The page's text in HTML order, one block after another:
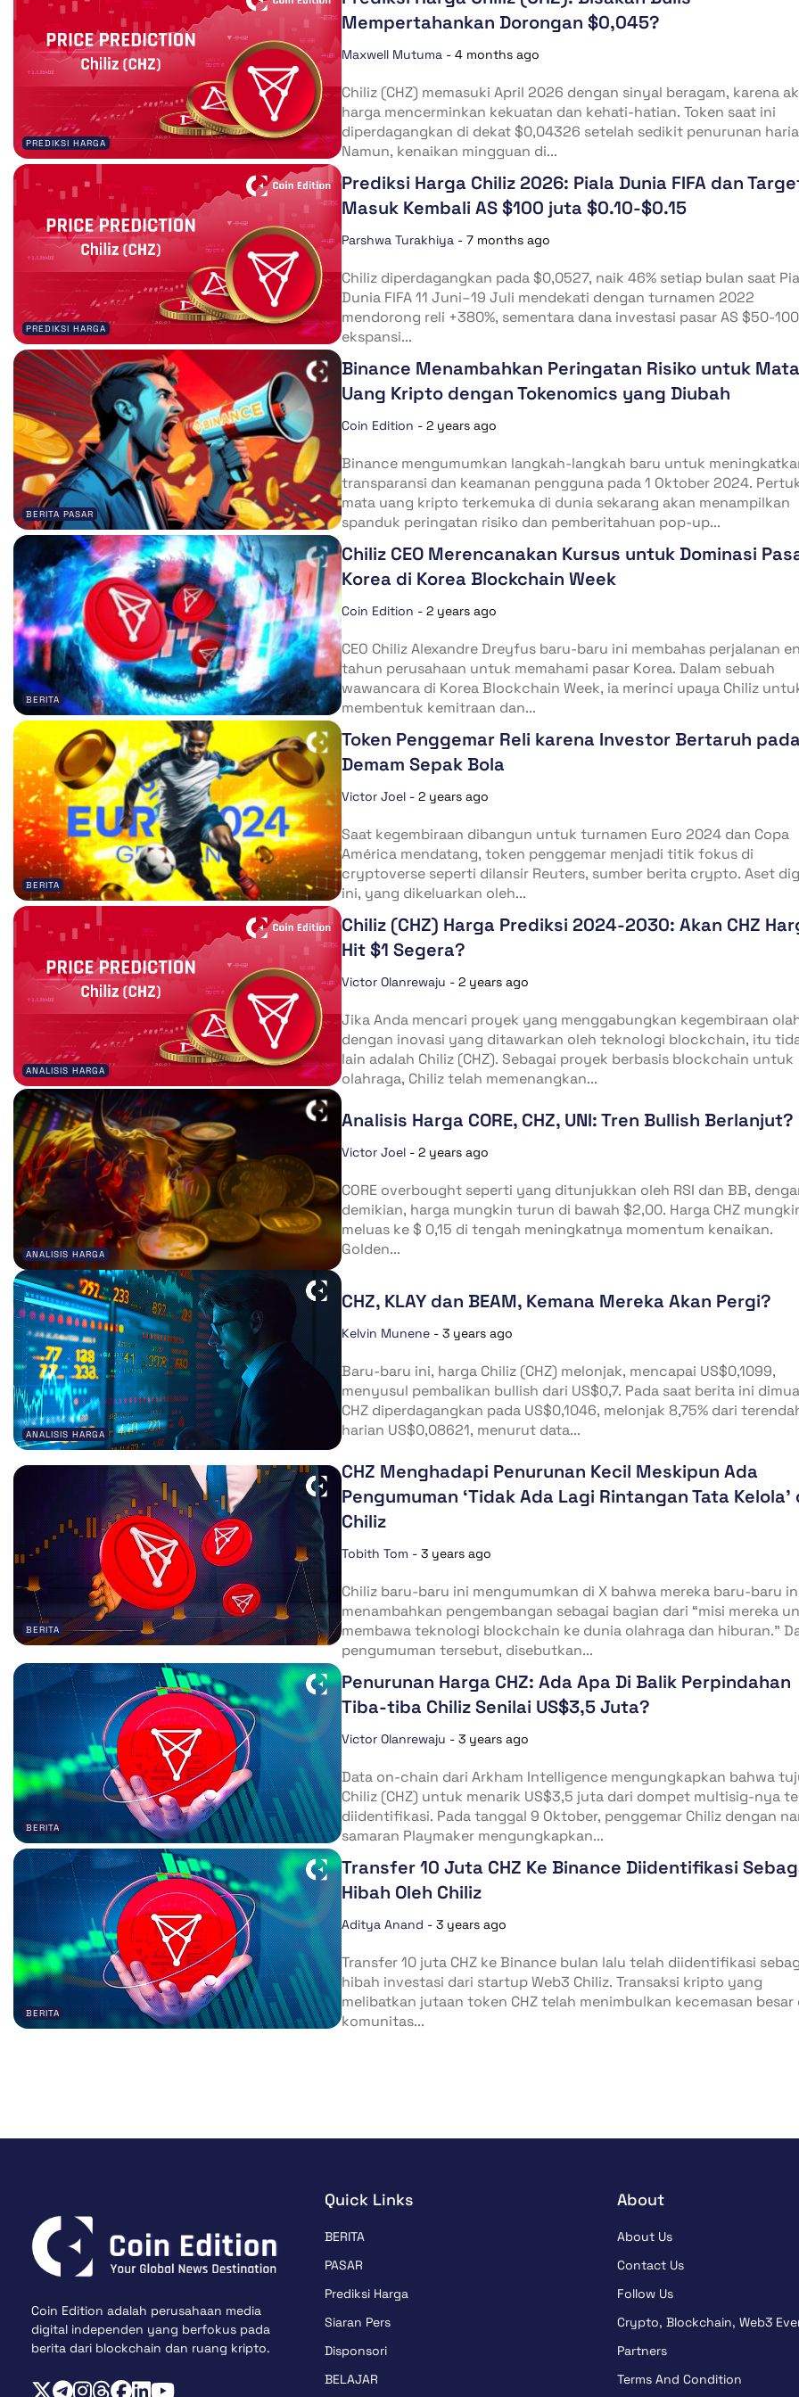
PREDIKSI HARGA
Mempertahankan Dorongan $0,045?
Maxwell Mutuma - 4 months ago
Chiliz (CHZ) memasuki April 2026 dengan sinyal beragam, karena
harga mencerminkan kekuatan dan kehati-hatian. Token saat ini
diperdagangkan di dekat $0,04326 setelah sedikit penurunan
Namun, kenaikan mingguan di...
PREDIKSI HARGA
Prediksi Harga Chiliz 2026: Piala Dunia FIFA dan
Masuk Kembali AS $100 juta $0.10-$0.15
Parshwa Turakhiya - 7 months ago
Chiliz diperdagangkan pada $0,0527, naik 46% setiap bulan saat
Dunia FIFA 11 Juni–19 Juli mendekati dengan turnamen 2022
mendorong reli +380%, sementara dana investasi pasar AS $50-
ekspansi...
BERITA PASAR
Binance Menambahkan Peringatan Risiko untuk Mata
Uang Kripto dengan Tokenomics yang Diubah
Coin Edition - 2 years ago
Binance mengumumkan langkah-langkah baru untuk
transparansi dan keamanan pengguna pada 1 Oktober 2024.
mata uang kripto terkemuka di dunia sekarang akan menampilkan
spanduk peringatan risiko dan pemberitahuan pop-up...
BERITA
Chiliz CEO Merencanakan Kursus untuk Dominasi
Korea di Korea Blockchain Week
Coin Edition - 2 years ago
CEO Chiliz Alexandre Dreyfus baru-baru ini membahas perjalanan
tahun perusahaan untuk memahami pasar Korea. Dalam sebuah
wawancara di Korea Blockchain Week, ia merinci upaya Chiliz
membentuk kemitraan dan...
BERITA
Token Penggemar Reli karena Investor Bertaruh pada
Demam Sepak Bola
Victor Joel - 2 years ago
Saat kegembiraan dibangun untuk turnamen Euro 2024 dan Copa
América mendatang, token penggemar menjadi titik fokus di
cryptoverse seperti dilansir Reuters, sumber berita crypto. Aset
ini, yang dikeluarkan oleh...
ANALISIS HARGA
Chiliz (CHZ) Harga Prediksi 2024-2030: Akan CHZ
Hit $1 Segera?
Victor Olanrewaju - 2 years ago
Jika Anda mencari proyek yang menggabungkan kegembiraan
dengan inovasi yang ditawarkan oleh teknologi blockchain, itu
lain adalah Chiliz (CHZ). Sebagai proyek berbasis blockchain untuk
olahraga, Chiliz telah memenangkan...
ANALISIS HARGA
Analisis Harga CORE, CHZ, UNI: Tren Bullish Berlanjut?
Victor Joel - 2 years ago
CORE overbought seperti yang ditunjukkan oleh RSI dan BB,
demikian, harga mungkin turun di bawah $2,00. Harga CHZ
meluas ke $ 0,15 di tengah meningkatnya momentum kenaikan.
Golden...
ANALISIS HARGA
CHZ, KLAY dan BEAM, Kemana Mereka Akan Pergi?
Kelvin Munene - 3 years ago
Baru-baru ini, harga Chiliz (CHZ) melonjak, mencapai US$0,1099,
menyusul pembalikan bullish dari US$0,7. Pada saat berita ini
CHZ diperdagangkan pada US$0,1046, melonjak 8,75% dari
harian US$0,08621, menurut data...
BERITA
CHZ Menghadapi Penurunan Kecil Meskipun Ada
Pengumuman ‘Tidak Ada Lagi Rintangan Tata Kelola’
Chiliz
Tobith Tom - 3 years ago
Chiliz baru-baru ini mengumumkan di X bahwa mereka baru-baru
menambahkan pengembangan sebagai bagian dari “misi mereka
membawa teknologi blockchain ke dunia olahraga dan hiburan.”
pengumuman tersebut, disebutkan...
BERITA
Penurunan Harga CHZ: Ada Apa Di Balik Perpindahan
Tiba-tiba Chiliz Senilai US$3,5 Juta?
Victor Olanrewaju - 3 years ago
Data on-chain dari Arkham Intelligence mengungkapkan bahwa
Chiliz (CHZ) untuk menarik US$3,5 juta dari dompet multisig-nya
diidentifikasi. Pada tanggal 9 Oktober, penggemar Chiliz dengan
samaran Playmaker mengungkapkan...
BERITA
Transfer 10 Juta CHZ Ke Binance Diidentifikasi
Hibah Oleh Chiliz
Aditya Anand - 3 years ago
Transfer 10 juta CHZ ke Binance bulan lalu telah diidentifikasi
hibah investasi dari startup Web3 Chiliz. Transaksi kripto yang
melibatkan jutaan token CHZ telah menimbulkan kecemasan besar
komunitas...
Coin Edition adalah perusahaan media
digital independen yang berfokus pada
berita dari blockchain dan ruang kripto.
Quick Links
BERITA
PASAR
Prediksi Harga
Siaran Pers
Disponsori
BELAJAR
About
About Us
Contact Us
Follow Us
Crypto, Blockchain, Web3
Partners
Terms And Condition